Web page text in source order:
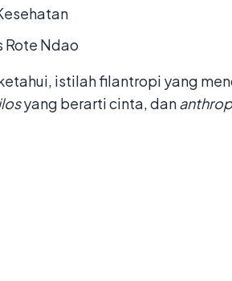
Rote Ndao
istilah filantropi yang
yang berarti cinta, dan